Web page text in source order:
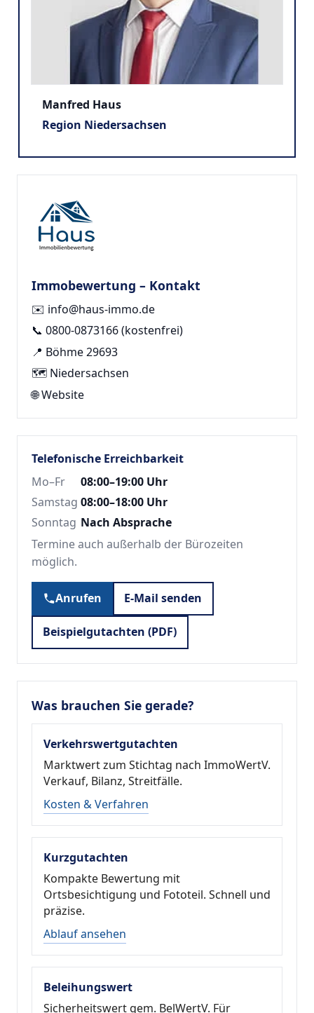
Manfred Haus
Region Niedersachsen
Immobewertung – Kontakt
✉️ info@haus-immo.de
📞 0800-0873166(kostenfrei)
📍 Böhme 29693
🗺️ Niedersachsen
🌐Website
Telefonische Erreichbarkeit
Mo–Fr
08:00–19:00 Uhr
Samstag 08:00–18:00 Uhr
Sonntag Nach Absprache
Termine auch außerhalb der Bürozeiten
möglich.
Anrufen E-Mail senden
Beispielgutachten (PDF)
Was brauchen Sie gerade?
Verkehrswertgutachten
Marktwert zum Stichtag nach ImmoWertV.
Verkauf, Bilanz, Streitfälle.
Kosten & Verfahren
Kurzgutachten
Kompakte Bewertung mit
Ortsbesichtigung und Fototeil. Schnell und
präzise.
Ablauf ansehen
Beleihungswert
Sicherheitswert gem. BelWertV. Für